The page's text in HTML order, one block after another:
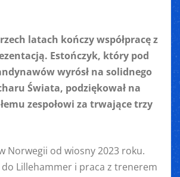
latach kończy współpracę z
Estończyk, który pod
wyrósł na solidnego
Świata, podziękował na
zespołowi za trwające trzy
Norwegii od wiosny 2023 roku.
Lillehammer i praca z trenerem